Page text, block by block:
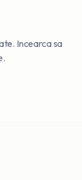
Incearca sa